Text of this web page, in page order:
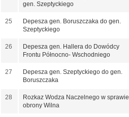
gen. Szeptyckiego
25
Depesza gen. Boruszczaka do gen.
Szeptyckiego
26
Depesza gen. Hallera do Dowódcy
Frontu Północno- Wschodniego
27
Depesza gen. Szeptyckiego do gen.
Boruszczaka
28
Rozkaz Wodza Naczelnego w sprawie
obrony Wilna